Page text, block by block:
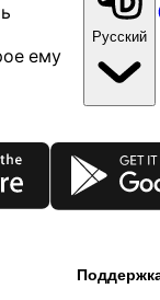
ему
Русский
Google Play